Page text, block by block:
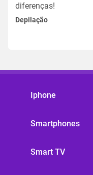
diferenças!
Depilação
Iphone
Smartphones
Smart TV